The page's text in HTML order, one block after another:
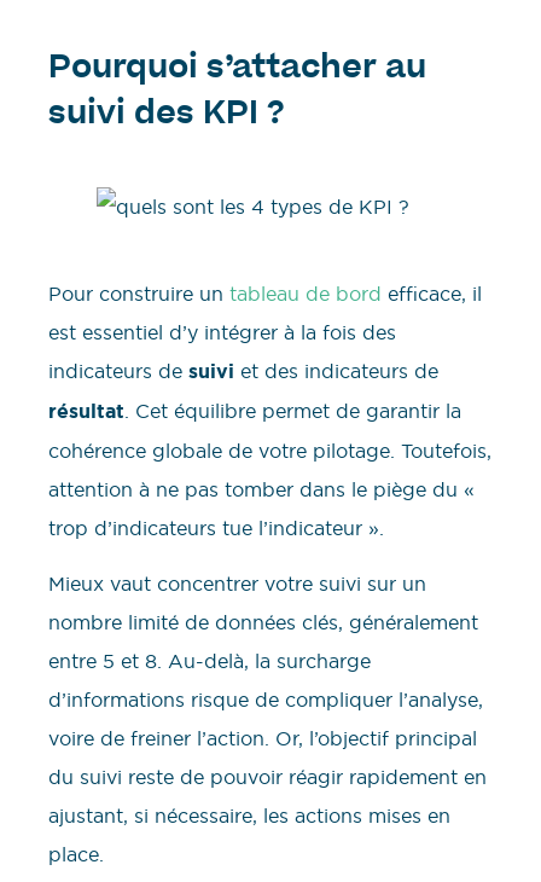
Pourquoi s’attacher au
suivi des KPI ?
Pour construire un tableau de bord efficace, il
est essentiel d’y intégrer à la fois des
indicateurs de suivi et des indicateurs de
résultat . Cet équilibre permet de garantir la
cohérence globale de votre pilotage. Toutefois,
attention à ne pas tomber dans le piège du «
trop d’indicateurs tue l’indicateur ».
Mieux vaut concentrer votre suivi sur un
nombre limité de données clés, généralement
entre 5 et 8. Au-delà, la surcharge
d’informations risque de compliquer l’analyse,
voire de freiner l’action. Or, l’objectif principal
du suivi reste de pouvoir réagir rapidement en
ajustant, si nécessaire, les actions mises en
place.